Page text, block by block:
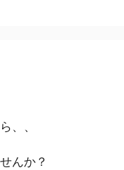
、、
んか？